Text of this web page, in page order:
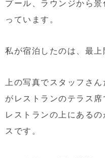
プール、ラウンジから
っています。
私が宿泊したのは、最上
上の写真でスタッフさ
がレストランのテラス席
レストランの上にある
スです。